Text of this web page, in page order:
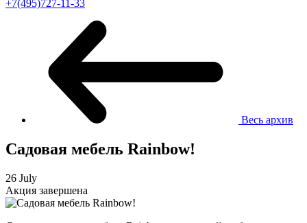
+7(495)727-11-33
Весь архив
Садовая мебель Rainbow!
26 July
Акция завершена